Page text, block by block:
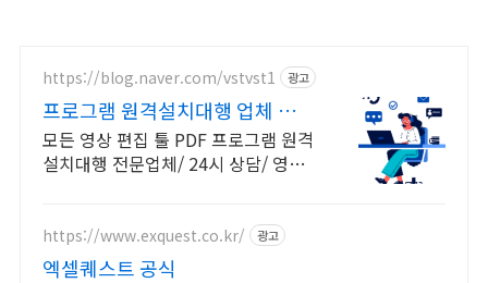
https://blog.naver.com/vstvst1 광고
프로그램 원격설치대행 업체 프로
그램 원격설치대행 전문
모든 영상 편집 툴 PDF 프로그램 원격
설치대행 전문업체/ 24시 상담/ 영구
영구AS
https://www.exquest.co.kr/ 광고
엑셀퀘스트 공식